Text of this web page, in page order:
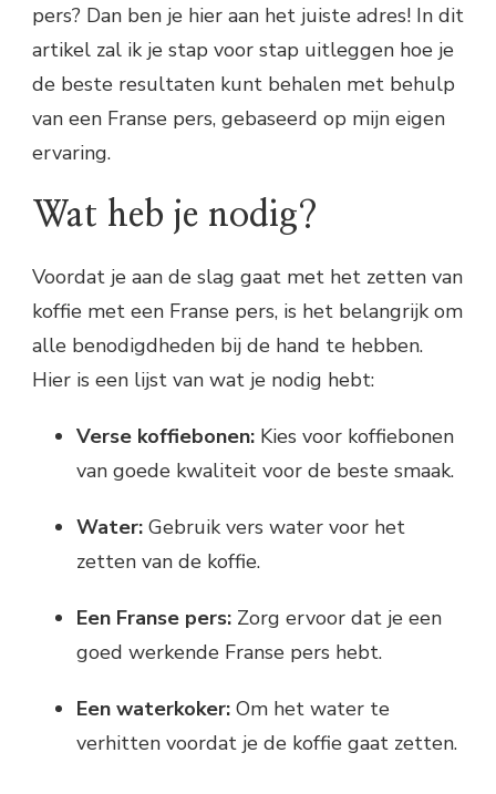
pers? Dan ben je hier aan het juiste adres! In dit
artikel zal ik je stap voor stap uitleggen hoe je
de beste resultaten kunt behalen met behulp
van een Franse pers, gebaseerd op mijn eigen
ervaring.
Wat heb je nodig?
Voordat je aan de slag gaat met het zetten van
koffie met een Franse pers, is het belangrijk om
alle benodigdheden bij de hand te hebben.
Hier is een lijst van wat je nodig hebt:
Verse koffiebonen: Kies voor koffiebonen
van goede kwaliteit voor de beste smaak.
Water: Gebruik vers water voor het
zetten van de koffie.
Een Franse pers: Zorg ervoor dat je een
goed werkende Franse pers hebt.
Een waterkoker: Om het water te
verhitten voordat je de koffie gaat zetten.